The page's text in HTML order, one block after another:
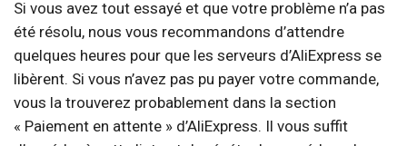
Si vous avez tout essayé et que votre problème n’a pas
été résolu, nous vous recommandons d’attendre
quelques heures pour que les serveurs d’AliExpress se
libèrent. Si vous n’avez pas pu payer votre commande,
vous la trouverez probablement dans la section
« Paiement en attente » d’AliExpress. Il vous suffit